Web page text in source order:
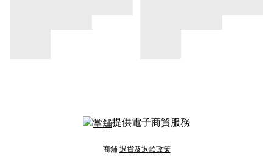
提供電子商貿服務
商舖 退貨及退款政策